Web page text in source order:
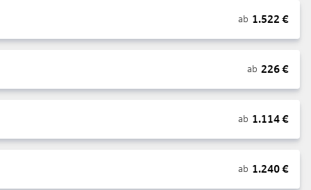
ab 1.522 €
ab 226€
ab 1.114€
ab 1.240€